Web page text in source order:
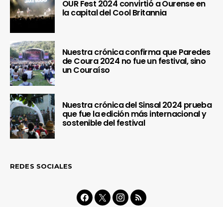
OUR Fest 2024 convirtió a Ourense en
la capital del Cool Britannia
Nuestra crónica confirma que Paredes
de Coura 2024 no fue un festival, sino
un Couraíso
Nuestra crónica del Sinsal 2024 prueba
que fue la edición más internacional y
sostenible del festival
REDES SOCIALES